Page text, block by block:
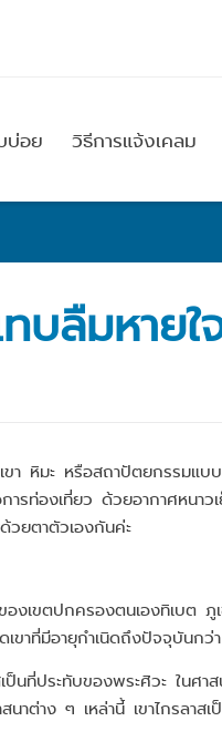
บ่อย วิธีการแจ้งเคลม
บลืมหายใ
ขา หิมะ หรือสถาปัตยกรรม
ารท่องเที่ยว ด้วยอากาศหนา
วยตาตัวเองกันค่ะ
องเขตปกครองตนเองทิเบต
ขาที่มีอายุกำเนิดถึงปัจจุบันกว่
นที่ประทับของพระศิวะ ในศา
าต่าง ๆ เหล่านี้ เขาไกรลา